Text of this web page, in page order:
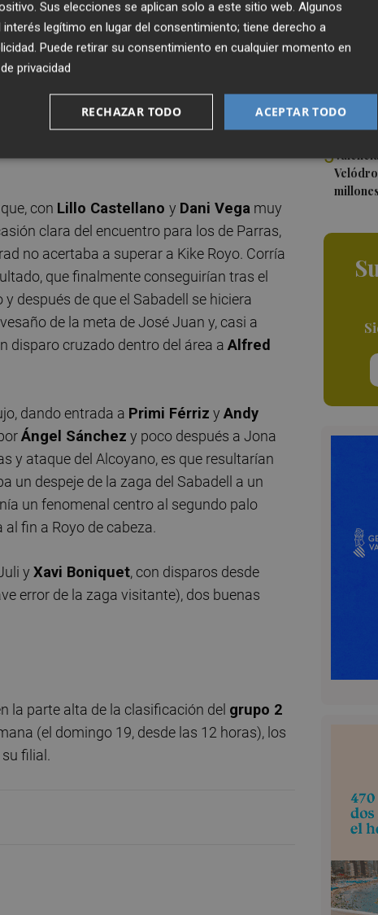
2El
3 El
4
5
millones
las ocasiones protagonizadas por
fueron desbaratadas por un acertado
que, tras rescatar un saque de banda
un disparo dentro del área que Royo salvaba
a centro de
con Lillo Castellano y Dani Vega muy
clara del encuentro para los de Parras,
no acertaba a superar a Kike Royo. Corría
que finalmente conseguirían tras el
después de que el Sabadell se hiciera
de la meta de José Juan y, casi a
disparo cruzado dentro del área a Alfred
dando entrada a Primi Férriz y Andy
Ángel Sánchez y poco después a Jona
y ataque del Alcoyano, es que resultarían
un despeje de la zaga del Sabadell a un
un fenomenal centro al segundo palo
al fin a Royo de cabeza.
y Xavi Boniquet, con disparos desde
error de la zaga visitante), dos buenas
la parte alta de la clasificación del grupo 2
(el domingo 19, desde las 12 horas), los
filial.
Sus elecciones se aplican solo a este sitio web. Algunos
legítimo en lugar del consentimiento; tiene derecho a
. Puede retirar su consentimiento en cualquier momento en
privacidad
ACEPTAR TODO
RECHAZAR TODO